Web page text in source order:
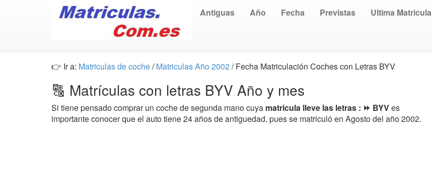
Antiguas Año Fecha Previstas Ultima Matricula
👉 Ir a: Matriculas de coche/Matriculas Año 2002 / Fecha Matriculación Coches con Letras BYV
🔠 Matrículas con letras BYV Año y mes
Si tiene pensado comprar un coche de segunda mano cuya matricula lleve las letras : ⏩ BYVes
importante conocer que el auto tiene 24 años de antiguedad, pues se matriculó en Agosto del año 2002.